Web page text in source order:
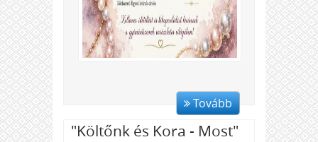
Tovább
"Költőnk és Kora - Most"